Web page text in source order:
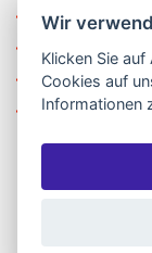
Versand und
Reklamation
Anmelden
Registrieren
©2026 MODA
Wir
Klicken Sie auf
Cookies auf
Informationen